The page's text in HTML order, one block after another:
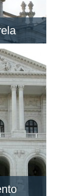
est
Visitez-
belvédère